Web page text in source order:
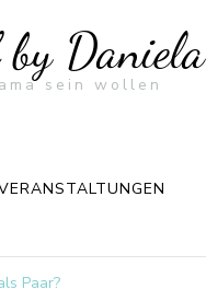
by Daniela
sein wollen
Paar?